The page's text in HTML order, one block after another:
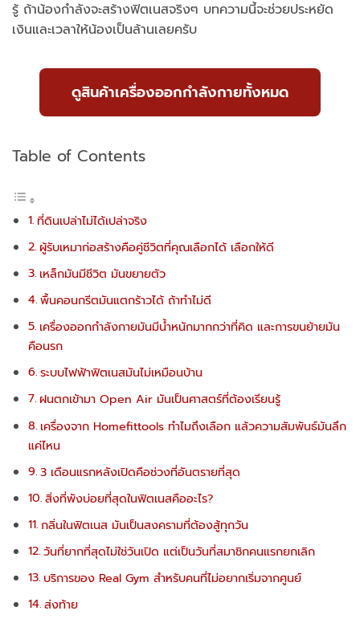
รู้ ถ้าน้องกำลังจะสร้างฟิตเนสจริงๆ บทความนี้จะช่วยประหยัด
เงินและเวลาให้น้องเป็นล้านเลยครับ
ดูสินค้าเครื่องออกกำลังกายทั้งหมด
Table of Contents
ที่ดินเปล่าไม่ได้เปล่าจริง
ผู้รับเหมาก่อสร้างคือคู่ชีวิตที่คุณเลือกได้ เลือกให้ดี
เหล็กมันมีชีวิต มันขยายตัว
พื้นคอนกรีตมันแตกร้าวได้ ถ้าทำไม่ดี
เครื่องออกกำลังกายมันมีน้ำหนักมากกว่าที่คิด และการขนย้ายมัน
คือนรก
ระบบไฟฟ้าฟิตเนสมันไม่เหมือนบ้าน
ฝนตกเข้ามา Open Air มันเป็นศาสตร์ที่ต้องเรียนรู้
เครื่องจาก Homefittools ทำไมถึงเลือก แล้วความสัมพันธ์มันลึก
แค่ไหน
3 เดือนแรกหลังเปิดคือช่วงที่อันตรายที่สุด
สิ่งที่พังบ่อยที่สุดในฟิตเนสคืออะไร?
กลิ่นในฟิตเนส มันเป็นสงครามที่ต้องสู้ทุกวัน
วันที่ยากที่สุดไม่ใช่วันเปิด แต่เป็นวันที่สมาชิกคนแรกยกเลิก
บริการของ Real Gym สำหรับคนที่ไม่อยากเริ่มจากศูนย์
ส่งท้าย